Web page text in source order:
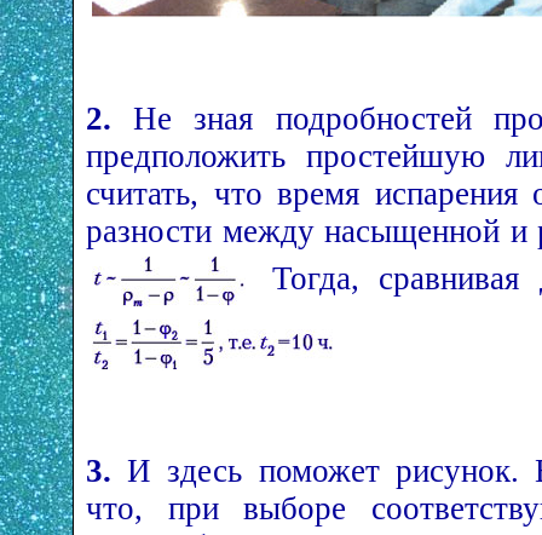
2. Не зная подробностей
предположить простейшую
считать, что время испарения
разности между насыщенной и
Тогда, сравнивая
3. И здесь поможет рисунок.
что, при выборе